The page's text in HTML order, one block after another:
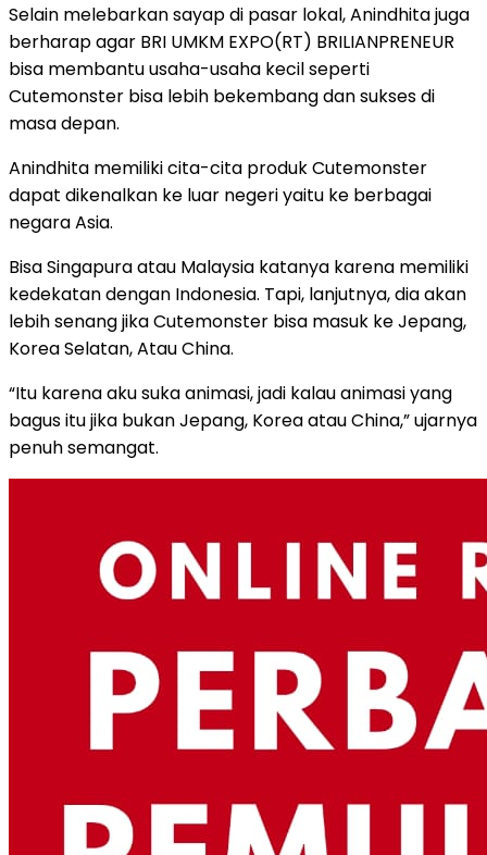
Selain melebarkan sayap di pasar lokal, Anindhita juga
berharap agar BRI UMKM EXPO(RT) BRILIANPRENEUR
bisa membantu usaha-usaha kecil seperti
Cutemonster bisa lebih bekembang dan sukses di
masa depan.
Anindhita memiliki cita-cita produk Cutemonster
dapat dikenalkan ke luar negeri yaitu ke berbagai
negara Asia.
Bisa Singapura atau Malaysia katanya karena memiliki
kedekatan dengan Indonesia. Tapi, lanjutnya, dia akan
lebih senang jika Cutemonster bisa masuk ke Jepang,
Korea Selatan, Atau China.
“Itu karena aku suka animasi, jadi kalau animasi yang
bagus itu jika bukan Jepang, Korea atau China,” ujarnya
penuh semangat.